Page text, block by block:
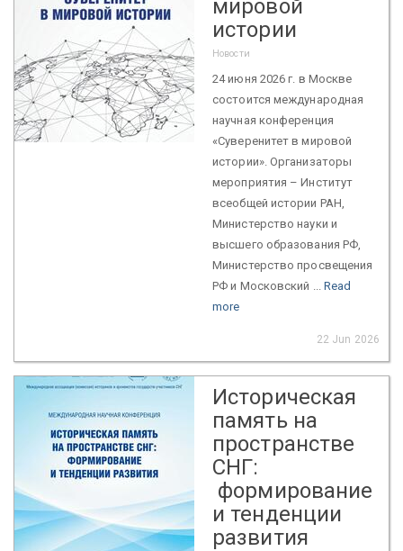
мировой
истории
Новости
24 июня 2026 г. в Москве
состоится международная
научная конференция
«Суверенитет в мировой
истории». Организаторы
мероприятия – Институт
всеобщей истории РАН,
Министерство науки и
высшего образования РФ,
Министерство просвещения
РФ и Московский ... Read
more
22 Jun 2026
Историческая
память на
пространстве
СНГ:
формирование
и тенденции
развития